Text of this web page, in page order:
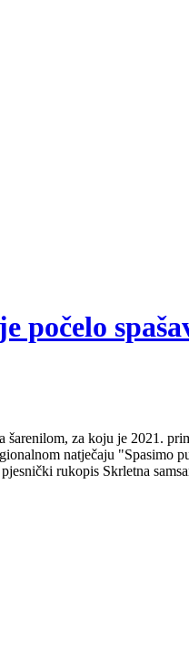
šarenilom, za koju je 2021.
natječaju "Spasimo
rukopis Skrletna